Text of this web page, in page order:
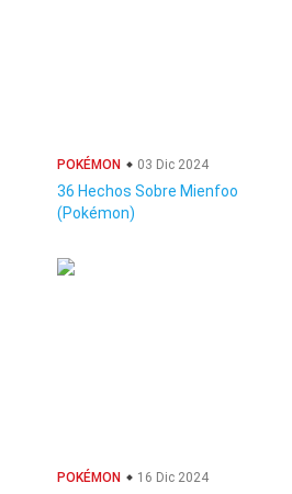
POKÉMON 03 Dic 2024
36 Hechos Sobre Mienfoo
(Pokémon)
POKÉMON 16 Dic 2024